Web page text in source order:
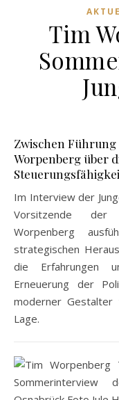
Tim
Zwischen
Worpenberg über
Im Interview der Jungen Union Osnabrück/Land spricht der
Vorsitzende der
Worpenberg
strategischen
die Erfahrungen
Erneuerung der
moderner
Lage.